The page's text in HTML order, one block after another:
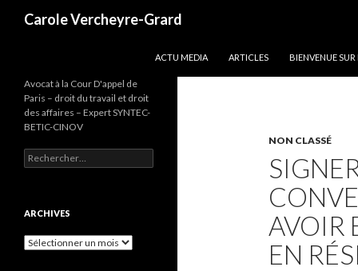
Carole Vercheyre-Grard
ACTU MEDIA
ARTICLES BIENVENUE
NON CLASSÉ
AVOIR
EN
Avocat à la Cour D'appel de
Paris – droit du travail et droit
des affaires – Expert SYNTEC-
BETIC-CINOV
Rechercher :
ARCHIVES
Archives